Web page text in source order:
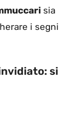
sia
i segni
si